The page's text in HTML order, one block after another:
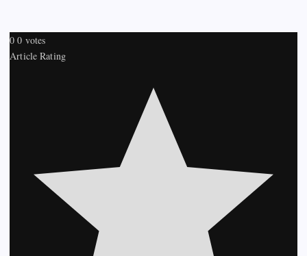
0 0 votes
Article Rating